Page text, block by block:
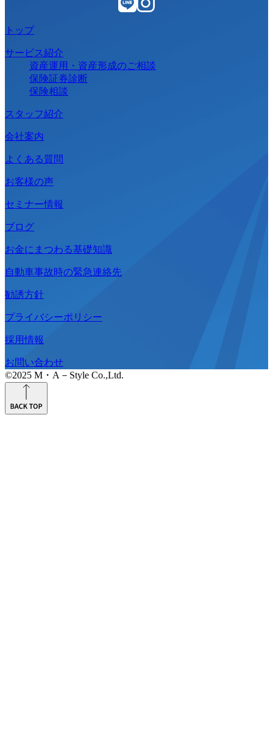
トップ
サービス紹介
資産運用・資産形成のご相談
保険証券診断
保険相談
スタッフ紹介
会社案内
よくある質問
お客様の声
セミナー情報
ブログ
お金にまつわる基礎知識
自動車事故時の緊急連絡先
勧誘方針
プライバシーポリシー
採用情報
お問い合わせ
©2025 M・A－Style Co.,Ltd.